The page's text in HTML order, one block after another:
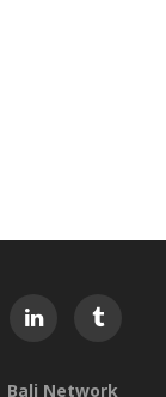
Bali Network